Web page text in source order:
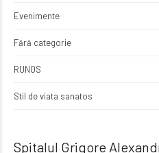
Evenimente
Fără categorie
RUNOS
Stil de viata sanatos
Spitalul Grigore